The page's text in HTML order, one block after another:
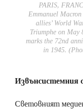
PARIS,
Emmanuel Macron
allies’ World
Triumphe on May
marks the 72nd
in 1945.
Извънсистемния
Световният